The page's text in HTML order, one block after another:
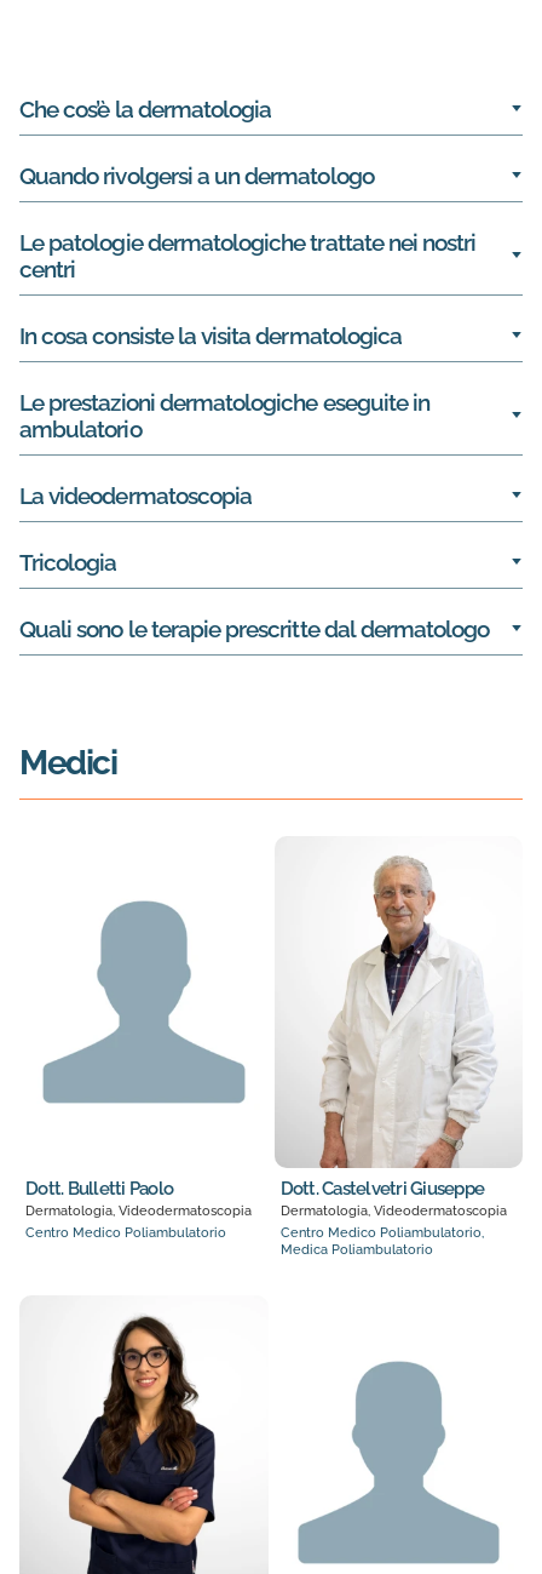
Che cos’è la dermatologia
Quando rivolgersi a un dermatologo
Le patologie dermatologiche trattate nei nostri
centri
In cosa consiste la visita dermatologica
Le prestazioni dermatologiche eseguite in
ambulatorio
La videodermatoscopia
Tricologia
Quali sono le terapie prescritte dal dermatologo
Medici
Dott. Bulletti Paolo
Dermatologia, Videodermatoscopia
Centro Medico Poliambulatorio
Dott. Castelvetri Giuseppe
Dermatologia, Videodermatoscopia
Centro Medico Poliambulatorio,
Medica Poliambulatorio